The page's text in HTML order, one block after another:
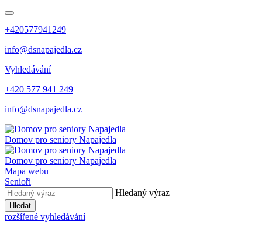
+420577941249
info@dsnapajedla.cz
Vyhledávání
+420 577 941 249
info@dsnapajedla.cz
Domov pro seniory Napajedla
Domov pro seniory Napajedla
Mapa webu
Senioři
Hledaný výraz
Hledat
rozšířené vyhledávání